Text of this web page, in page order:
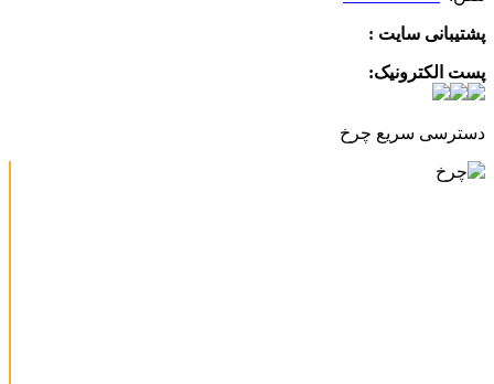
پشتیبانی سایت :
پست الکترونیک:
دسترسی سریع چرخ